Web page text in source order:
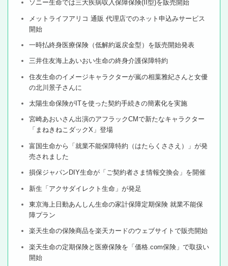
ソニー生命では三大疾病収入保障保険(II型)を販売開始
メットライフアリコ 通販 代理店でのネット申込みサービス
開始
一時払終身医療保険（低解約返戻金型）を販売開始発表
三井住友海上あいおい生命の終身介護保障特約
住友生命のイメージキャラクターが嵐の相葉雅紀さんと女優
の北川景子さんに
太陽生命保険がITを使った契約手続きの簡素化を実施
宮崎あおいさん出演のアフラックCMで新たなキャラクター
「まねきねこダックX」登場
富国生命から「就業不能保障特約（はたらくささえ）」が発
売されました
損保ジャパンDIY生命が「ご契約者さま情報交換会」を開催
新生「アクサダイレクト生命」が発足
東京海上日動あんしん生命の家計保障定期保険 就業不能保
障プラン
楽天生命の保険商品を楽天カードのウェブサイトで販売開始
楽天生命の定期保険と医療保険を「価格.com保険」で取扱い
開始